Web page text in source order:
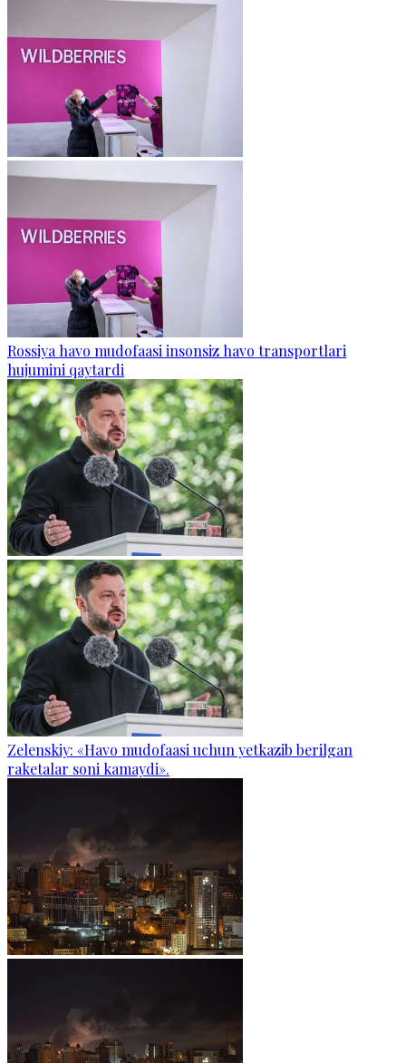
Rossiya havo mudofaasi insonsiz havo transportlari
hujumini qaytardi
Zelenskiy: «Havo mudofaasi uchun yetkazib berilgan
raketalar soni kamaydi».